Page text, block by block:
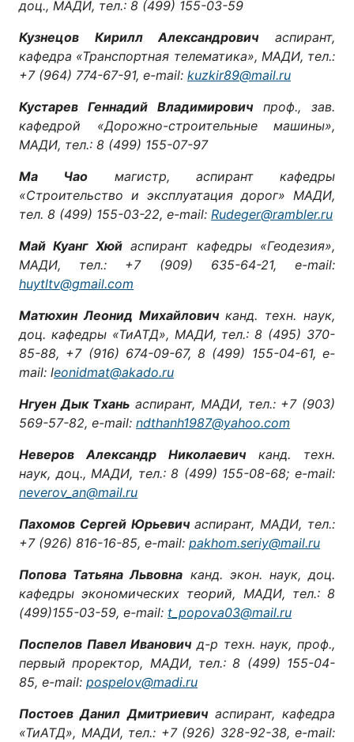
доц., МАДИ, тел.: 8 (499) 155-03-59
Кузнецов Кирилл Александровичаспирант,
кафедра «Транспортная телематика», МАДИ, тел.:
+7 (964) 774-67-91, e-mail: kuzkir89@mail.ru
Кустарев Геннадий Владимировичпроф., зав.
кафедрой «Дорожно-строительные машины»,
МАДИ, тел.: 8 (499) 155-07-97
Ма Чао магистр, аспирант кафедры
«Строительство и эксплуатация дорог» МАДИ,
тел. 8 (499) 155-03-22, e-mail: Rudeger@rambler.ru
Май Куанг Хюйаспирант кафедры «Геодезия»,
МАДИ, тел.: +7 (909) 635-64-21, e-mail:
huytltv@gmail.com
Матюхин Леонид Михайловичканд. техн. наук,
доц. кафедры «ТиАТД», МАДИ, тел.: 8 (495) 370-
85-88, +7 (916) 674-09-67, 8 (499) 155-04-61, e-
mail: leonidmat@akado.ru
Нгуен Дык Тхань аспирант, МАДИ, тел.: +7 (903)
569-57-82, е-mail: ndthanh1987@yahoo.com
Неверов Александр Николаевичканд. техн.
наук, доц., МАДИ, тел.: 8 (499) 155-08-68; e-mail:
neverov_an@mail.ru
Пахомов Сергей Юрьевичаспирант, МАДИ, тел.:
+7 (926) 816-16-85, e-mail: pakhom.seriy@mail.ru
Попова Татьяна Львовна канд. экон. наук, доц.
кафедры экономических теорий, МАДИ, тел.: 8
(499)155-03-59, е-mail: t_popova03@mail.ru
Поспелов Павел Ивановичд-р техн. наук, проф.,
первый проректор, МАДИ, тел.: 8 (499) 155-04-
85, e-mail: pospelov@madi.ru
Постоев Данил Дмитриевичаспирант, кафедра
«ТиАТД», МАДИ, тел.: +7 (926) 328-92-38, e-mail: